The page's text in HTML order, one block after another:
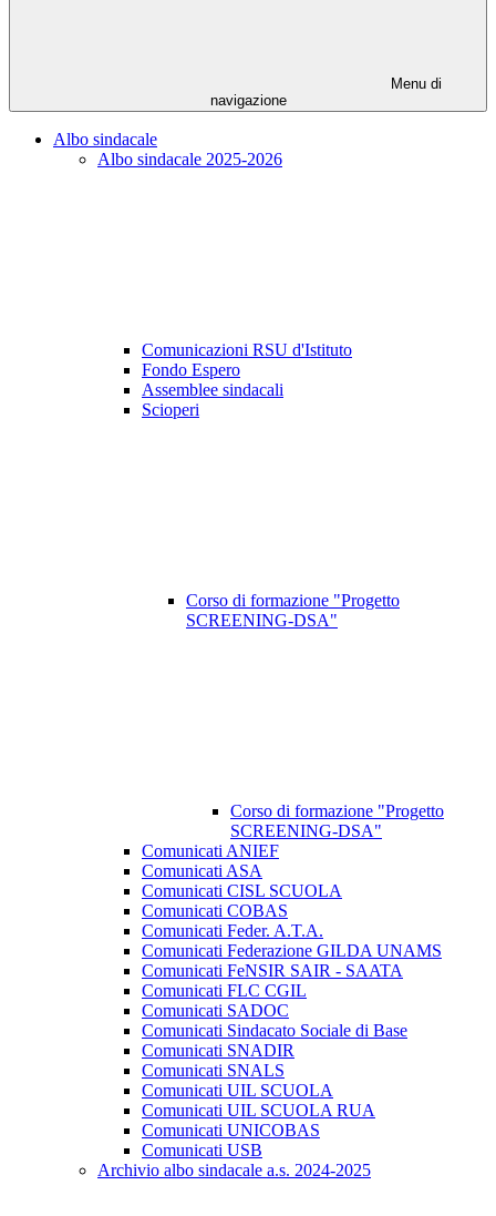
Menu di
navigazione
Albo sindacale
Albo sindacale 2025-2026
Comunicazioni RSU d'Istituto
Fondo Espero
Assemblee sindacali
Scioperi
Corso di formazione "Progetto
SCREENING-DSA"
Corso di formazione "Progetto
SCREENING-DSA"
Comunicati ANIEF
Comunicati ASA
Comunicati CISL SCUOLA
Comunicati COBAS
Comunicati Feder. A.T.A.
Comunicati Federazione GILDA UNAMS
Comunicati FeNSIR SAIR - SAATA
Comunicati FLC CGIL
Comunicati SADOC
Comunicati Sindacato Sociale di Base
Comunicati SNADIR
Comunicati SNALS
Comunicati UIL SCUOLA
Comunicati UIL SCUOLA RUA
Comunicati UNICOBAS
Comunicati USB
Archivio albo sindacale a.s. 2024-2025